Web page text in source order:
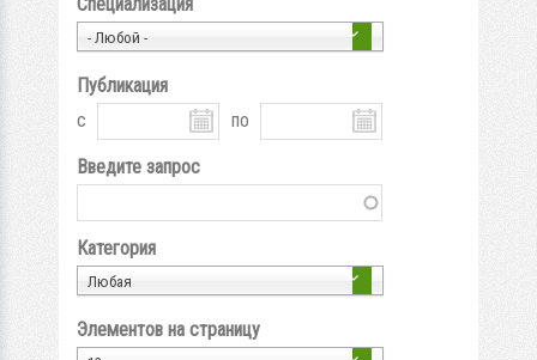
- Любой -
Публикация
с
по
Введите запрос
Категория
Любая
Элементов на страницу